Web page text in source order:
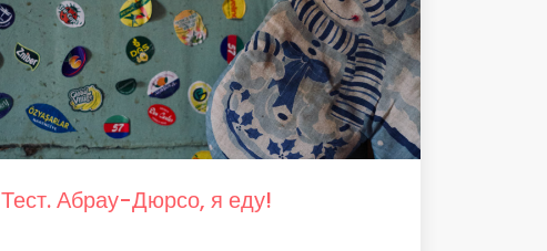
Тест. Абрау-Дюрсо, я еду!